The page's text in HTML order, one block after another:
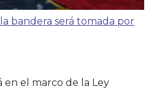
la bandera será tomada por
en el marco de la Ley